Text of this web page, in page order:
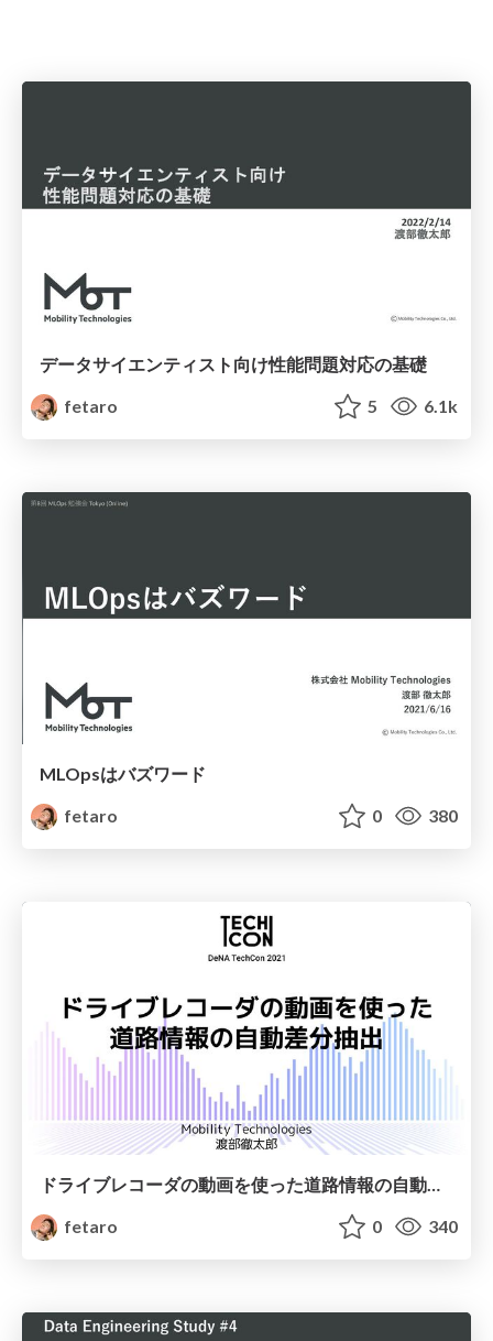
データサイエンティスト向け性能問題対応の基礎
fetaro
5 6.1k
MLOpsはバズワード
fetaro
0 380
fetaro
0 340